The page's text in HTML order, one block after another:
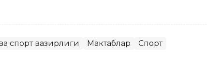
спорт вазирлиги Мактаблар Спорт